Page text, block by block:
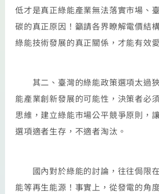
低才是真正綠能產業無法落實市場、
碳的真正原因！籲請各界瞭解電價結
綠能技術發展的真正關係，才能有效
其二、臺灣的綠能政策選項太過
能產業創新發展的可能性，決策者必
思維，建立綠能市場公平競爭原則，
選項適者生存，不適者淘汰。
國內對於綠能的討論，往往侷限
能等再生能源！事實上，從發電的角